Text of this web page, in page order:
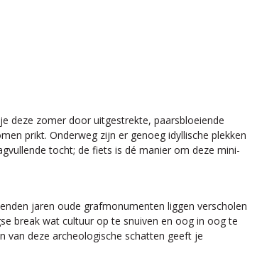
deze zomer door uitgestrekte, paarsbloeiende
prikt. Onderweg zijn er genoeg idyllische plekken
tocht; de fiets is dé manier om deze mini-
jaren oude grafmonumenten liggen verscholen
break wat cultuur op te snuiven en oog in oog te
van deze archeologische schatten geeft je